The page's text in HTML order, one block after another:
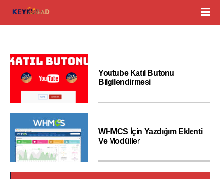
Youtube Katıl Butonu
Bilgilendirmesi
WHMCS İçin Yazdığım Eklenti
Ve Modüller